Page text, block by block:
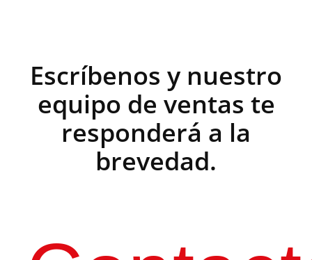
Escríbenos y nuestro
equipo de ventas te
responderá a la
brevedad.